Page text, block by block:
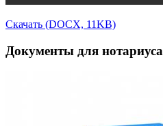
Скачать (DOCX, 11KB)
Документы для нотариуса